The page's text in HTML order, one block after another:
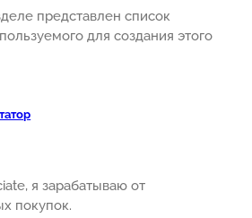
представлен список
для создания этого
я зарабатываю от
покупок.